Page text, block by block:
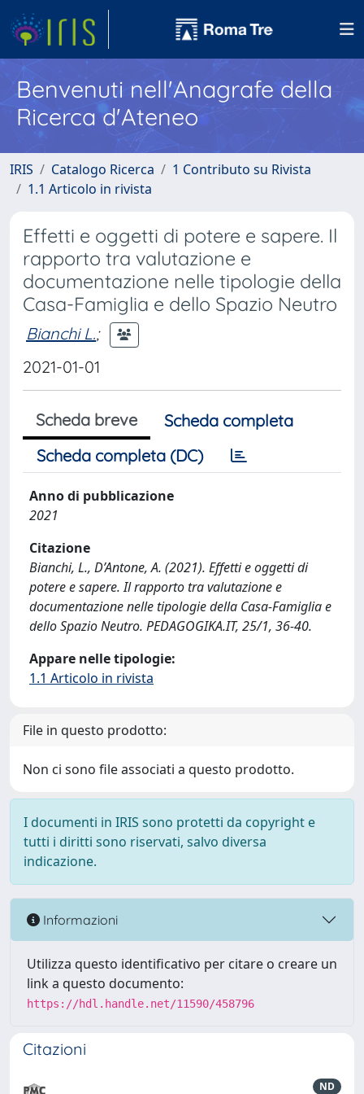
Benvenuti nell'Anagrafe della
Ricerca d'Ateneo
IRIS Catalogo Ricerca
1 Contributo su Rivista
1.1 Articolo in rivista
Effetti e oggetti di potere e sapere. Il
rapporto tra valutazione e
documentazione nelle tipologie della
Casa-Famiglia e dello Spazio Neutro
Bianchi L.;
2021-01-01
Scheda breve
Scheda completa
Scheda completa (DC)
Anno di pubblicazione
2021
Citazione
Bianchi, L., D’Antone, A. (2021). Effetti e oggetti di
potere e sapere. Il rapporto tra valutazione e
documentazione nelle tipologie della Casa-Famiglia e
dello Spazio Neutro. PEDAGOGIKA.IT, 25/1, 36-40.
Appare nelle tipologie:
1.1 Articolo in rivista
File in questo prodotto:
Non ci sono file associati a questo prodotto.
I documenti in IRIS sono protetti da copyright e
tutti i diritti sono riservati, salvo diversa
indicazione.
Informazioni
Utilizza questo identificativo per citare o creare un
link a questo documento:
https://hdl.handle.net/11590/458796
Citazioni
ND